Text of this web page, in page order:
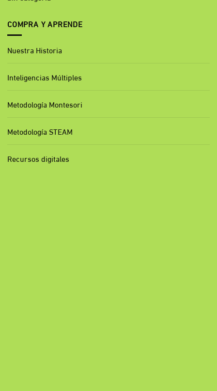
COMPRA Y APRENDE
Nuestra Historia
Inteligencias Múltiples
Metodología Montesori
Metodología STEAM
Recursos digitales